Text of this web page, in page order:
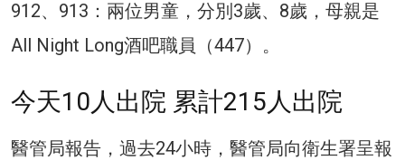
912、913：兩位男童，分別3歲、8歲，母親是
All Night Long酒吧職員（447）。
今天10人出院 累計215人出院
醫管局報告，過去24小時，醫管局向衛生署呈報